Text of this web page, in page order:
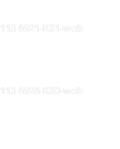
113 6921-KS1-web
113 6928-KS0-web